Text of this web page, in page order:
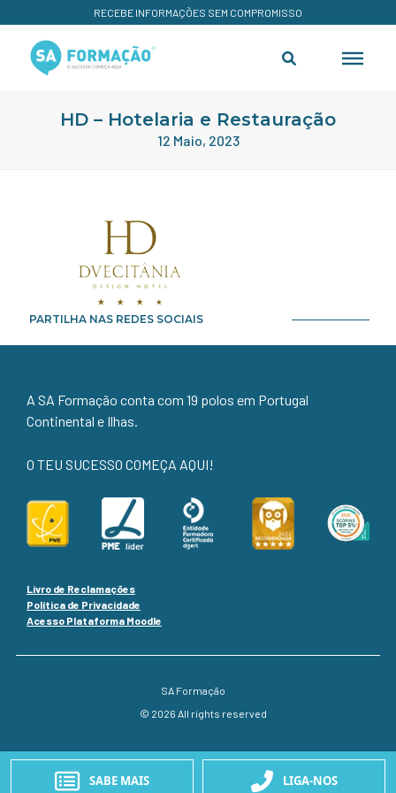
RECEBE INFORMAÇÕES SEM COMPROMISSO
HD – Hotelaria e Restauração
12 Maio, 2023
PARTILHA NAS REDES SOCIAIS
A SA Formação conta com 19 polos em Portugal
Continental e Ilhas.
O TEU SUCESSO COMEÇA AQUI!
Livro de Reclamações
Política de Privacidade
Acesso Plataforma Moodle
SA Formação
© 2026 All rights reserved
SABE MAIS LIGA-NOS